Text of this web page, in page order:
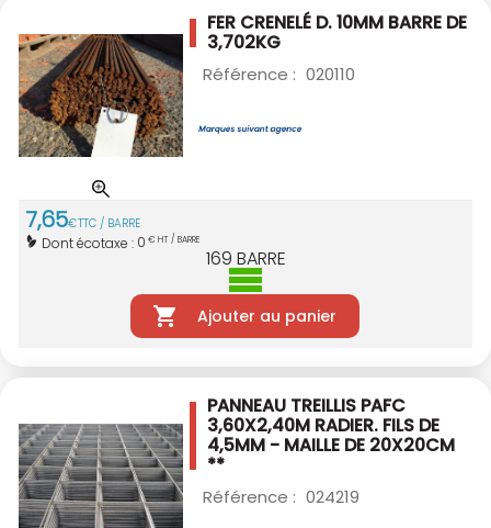
FER CRENELÉ D. 10MM BARRE DE
3,702KG
Référence : 020110
7,65€TTC / BARRE
Dont écotaxe : 0 € HT / BARRE
169 BARRE
Ajouter au panier
PANNEAU TREILLIS PAFC
3,60X2,40M RADIER. FILS DE
4,5MM - MAILLE DE 20X20CM
**
Référence : 024219